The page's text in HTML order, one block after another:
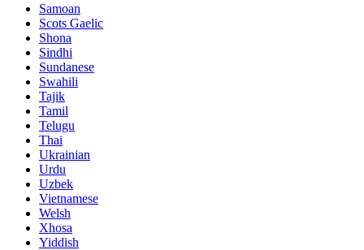
Samoan
Scots Gaelic
Shona
Sindhi
Sundanese
Swahili
Tajik
Tamil
Telugu
Thai
Ukrainian
Urdu
Uzbek
Vietnamese
Welsh
Xhosa
Yiddish